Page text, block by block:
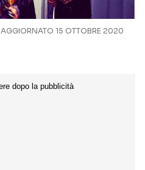
AGGIORNATO 15 OTTOBRE 2020